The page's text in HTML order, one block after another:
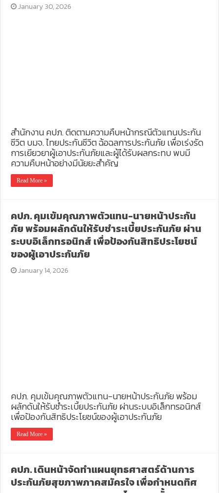
January 30, 2026
สำนักงาน คปภ. ติดตามความคืบหน้ากรณีตัวแทนประกัน
ชีวิต บมจ. ไทยประกันชีวิต ฉ้อฉลการประกันภัย เพื่อเร่งรัด
การเยียวยาผู้เอาประกันภัยและผู้ได้รับผลกระทบ พบมี
ความคืบหน้าอย่างมีนัยยะสำคัญ
Read More »
คปภ. คุมเข้มคุณภาพตัวแทน-นายหน้าประกัน
ภัย พร้อมผลักดันให้รับชำระเบี้ยประกันภัย ผ่าน
ระบบอิเล็กทรอนิกส์ เพื่อป้องกันสิทธิประโยชน์
ของผู้เอาประกันภัย
January 14, 2026
คปภ. คุมเข้มคุณภาพตัวแทน-นายหน้าประกันภัย พร้อม
ผลักดันให้รับชำระเบี้ยประกันภัย ผ่านระบบอิเล็กทรอนิกส์
เพื่อป้องกันสิทธิประโยชน์ของผู้เอาประกันภัย
Read More »
คปภ. เดินหน้าจัดทำแผนยุทธศาสตร์ด้านการ
ประกันภัยสุขภาพภาคสมัครใจ เพื่อกำหนดทิศ